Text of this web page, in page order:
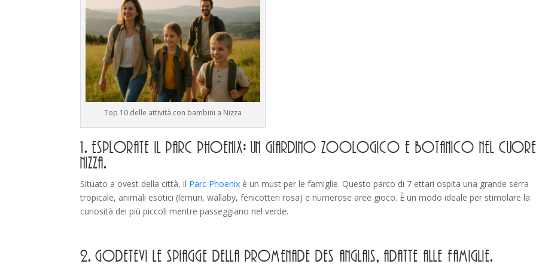
Top 10 delle attività con bambini a Nizza
1. Esplorate il Parc Phoenix: un giardino zoologico e botanico nel cuore
Nizza.
Situato a ovest della città, il Parc Phoenix è un must per le famiglie. Questo parco di 7 ettari ospita una grande serra
tropicale, animali esotici (lemuri, wallaby, fenicotteri rosa) e numerose aree gioco. È un modo ideale per stimolare la
curiosità dei più piccoli mentre passeggiano nel verde.
2. Godetevi le spiagge della Promenade des Anglais, adatte alle famiglie.